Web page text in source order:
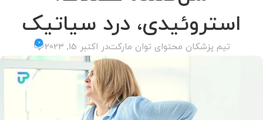
استروئیدی، درد سیاتیک
تیم پزشکان محتوای توان مارکتدر اکتبر 15, 2023 0